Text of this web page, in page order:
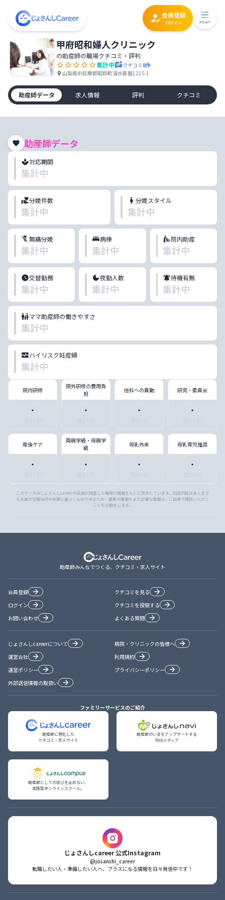
会員登録
ログイン メニュー
甲府昭和婦人クリニック
の助産師の職場クチコミ・評判
集計中
クチコミ 0件
山梨県中巨摩郡昭和町清水新居1215-1
助産師データ 求人情報 評判 クチコミ
助産師データ
対応期間
集計中
分娩件数
集計中
分娩スタイル
集計中
無痛分娩
集計中
病棟
集計中
院内助産
集計中
交替勤務
集計中
夜勤人数
集計中
待機有無
集計中
ママ助産師の働きやすさ
集計中
ハイリスク妊産婦
集計中
院内研修
・
院外研修の費用負
担
・
他科への異動
・
研究・委員会
・
産後ケア
・
両親学級・母親学
級
・
母乳外来
・
母乳育児推奨
・
このデータはじょさんしcareerの会員が回答した職場の情報をもとに表示しています。回答内容はあくまで
も会員の在職当時の体験に基づくものであるため、最新の情報やより正確な情報は、ご自身で確認いただく
ことをお勧めします。
助産師みんなでつくる、クチコミ・求人サイト
会員登録
クチコミを見る
ログイン
クチコミを投稿する
お問い合わせ
よくある質問
じょさんしcareerについて
病院・クリニックの皆様へ
運営会社
利用規約
運営ポリシー
プライバシーポリシー
外部送信情報の取扱い
ファミリーサービスのご紹介
助産師に特化した
クチコミ・求人サイト
助産師のいまをアップデートする
Webメディア
助産師としての学びを止めない、
実践型オンラインスクール。
じょさんしcareer 公式Instagram
@josanshi_career
転職したい人・準備したい人へ、プラスになる情報を日々発信中です！